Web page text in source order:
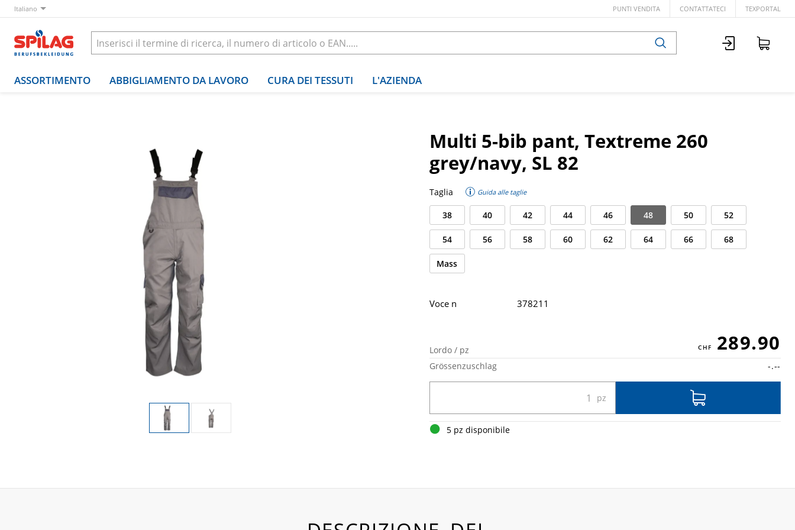
Italiano PUNTI VENDITA CONTATTATECI TEXPORTAL
ASSORTIMENTO ABBIGLIAMENTO DA LAVORO CURA DEI TESSUTI L'AZIENDA
Multi 5-bib pant, Textreme 260
grey/navy, SL 82
Taglia Guida alle taglie
38 40 42 44 46 48 50 52
54 56 58 60 62 64 66 68
Mass
Lordo / pz 289.90
Grössenzuschlag -.--
5 pz disponibile
Voce n 378211